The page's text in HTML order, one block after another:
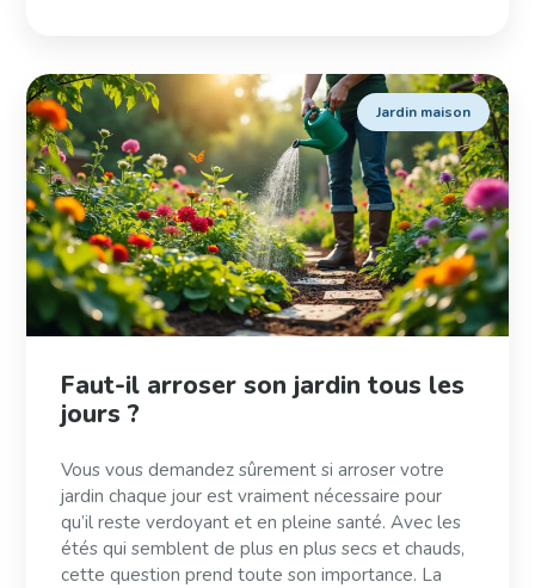
Jardin maison
Faut-il arroser son jardin tous les
jours ?
Vous vous demandez sûrement si arroser votre
jardin chaque jour est vraiment nécessaire pour
qu’il reste verdoyant et en pleine santé. Avec les
étés qui semblent de plus en plus secs et chauds,
cette question prend toute son importance. La